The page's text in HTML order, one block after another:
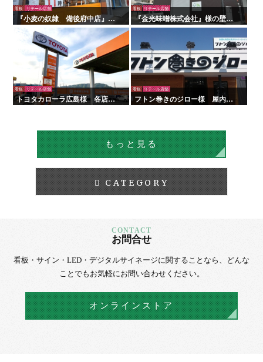
看板 リテール店舗
『小麦の奴隷 備後府中店』様
の壁面看板の施工を行いまし
看板 リテール店舗
『金光味噌株式会社』様の壁面
看板の施工を行いました！
看板 リテール店舗
トヨタカローラ広島様 各店舗
サイン工事
看板 リテール店舗
フトン巻きのジロー様 屋内外
看板・サイン
もっと見る
CATEGORY
お問合せ
看板・サイン・LED・デジタルサイネージに関することなら、
どんな
ことでもお気軽にお問い合わせください。
オンラインストア